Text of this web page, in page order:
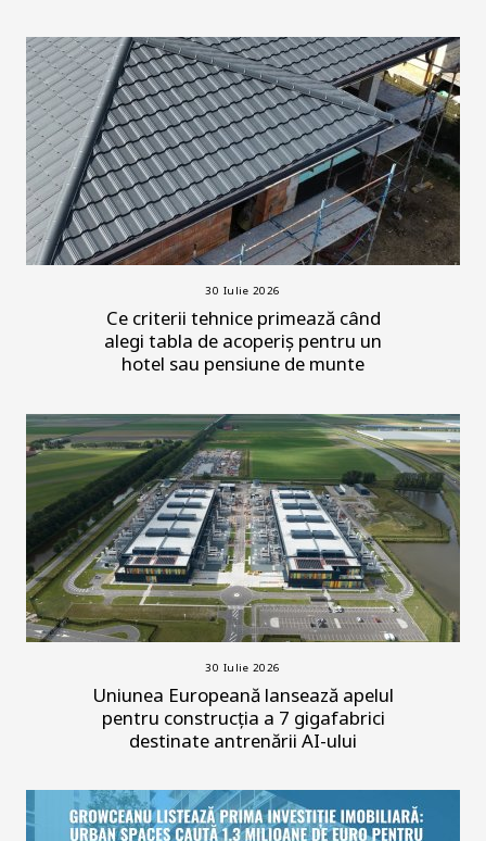
30 Iulie 2026
Ce criterii tehnice primează când
alegi tabla de acoperiș pentru un
hotel sau pensiune de munte
30 Iulie 2026
Uniunea Europeană lansează apelul
pentru construcția a 7 gigafabrici
destinate antrenării AI-ului